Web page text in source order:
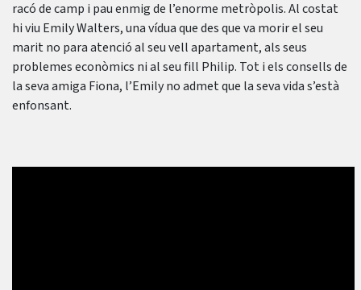
racó de camp i pau enmig de l’enorme metròpolis. Al costat
hi viu Emily Walters, una vídua que des que va morir el seu
marit no para atenció al seu vell apartament, als seus
problemes econòmics ni al seu fill Philip. Tot i els consells de
la seva amiga Fiona, l’Emily no admet que la seva vida s’està
enfonsant.